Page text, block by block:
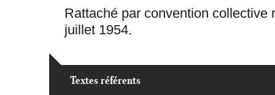
Rattaché par convention collective
juillet 1954.
Textes référents